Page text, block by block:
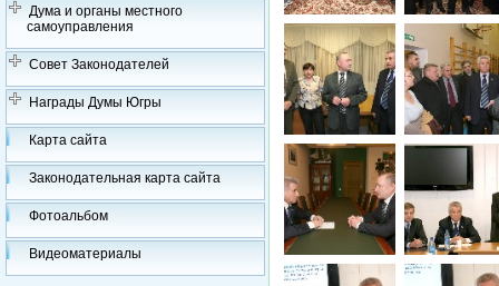
Дума и органы местного
самоуправления
Совет Законодателей
Награды Думы Югры
Карта сайта
Законодательная карта сайта
Фотоальбом
Видеоматериалы